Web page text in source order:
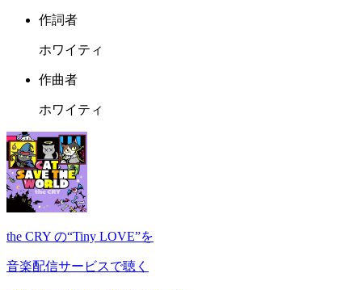
作詞者
ホワイティ
作曲者
ホワイティ
the CRY の“Tiny LOVE”を
音楽配信サービスで聴く